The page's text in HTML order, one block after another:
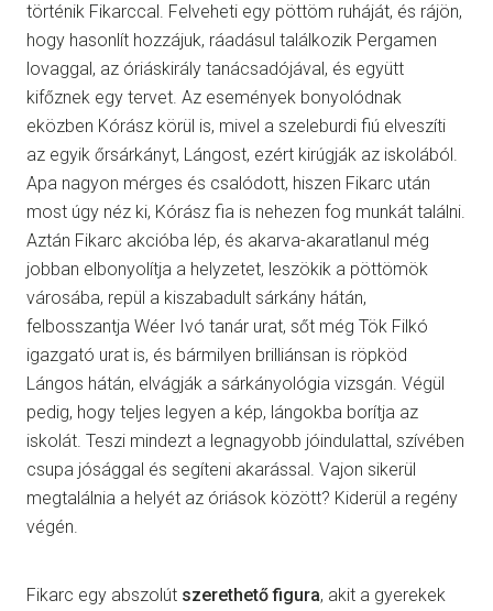
történik Fikarccal. Felveheti egy pöttöm ruháját, és rájön,
hogy hasonlít hozzájuk, ráadásul találkozik Pergamen
lovaggal, az óriáskirály tanácsadójával, és együtt
kifőznek egy tervet. Az események bonyolódnak
eközben Kórász körül is, mivel a szeleburdi fiú elveszíti
az egyik őrsárkányt, Lángost, ezért kirúgják az iskolából.
Apa nagyon mérges és csalódott, hiszen Fikarc után
most úgy néz ki, Kórász fia is nehezen fog munkát találni.
Aztán Fikarc akcióba lép, és akarva-akaratlanul még
jobban elbonyolítja a helyzetet, leszökik a pöttömök
városába, repül a kiszabadult sárkány hátán,
felbosszantja Wéer Ivó tanár urat, sőt még Tök Filkó
igazgató urat is, és bármilyen brilliánsan is röpköd
Lángos hátán, elvágják a sárkányológia vizsgán. Végül
pedig, hogy teljes legyen a kép, lángokba borítja az
iskolát. Teszi mindezt a legnagyobb jóindulattal, szívében
csupa jósággal és segíteni akarással. Vajon sikerül
megtalálnia a helyét az óriások között? Kiderül a regény
végén.
Fikarc egy abszolút szerethető figura, akit a gyerekek